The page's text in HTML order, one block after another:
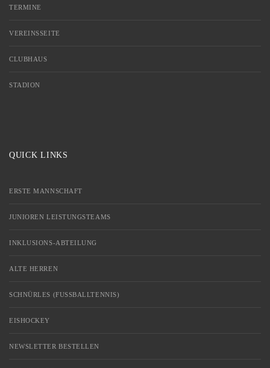
TERMINE
VEREINSSEITE
CLUBHAUS
STADION
QUICK LINKS
ERSTE MANNSCHAFT
JUNIOREN LEISTUNGSTEAMS
INKLUSIONS-ABTEILUNG
ALTE HERREN
SCHNÜRLES (FUSSBALLTENNIS)
EISHOCKEY
NEWSLETTER BESTELLEN